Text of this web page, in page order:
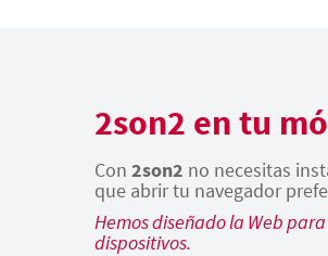
2son2 en tu
Con 2son2 no necesitas
que abrir tu navegador
Hemos diseñado la Web
dispositivos.